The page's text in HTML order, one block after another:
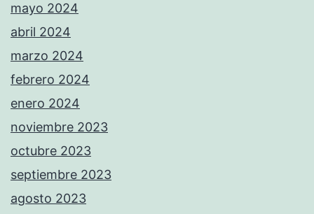
mayo 2024
abril 2024
marzo 2024
febrero 2024
enero 2024
noviembre 2023
octubre 2023
septiembre 2023
agosto 2023